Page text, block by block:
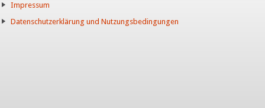
Impressum
Datenschutzerklärung und Nutzungsbedingungen